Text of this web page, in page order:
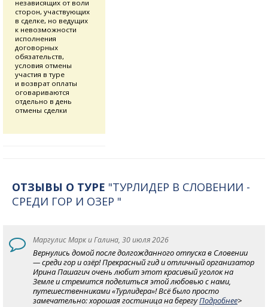
независящих от воли
сторон, участвующих
в сделке, но ведущих
к невозможности
исполнения
договорных
обязательств,
условия отмены
участия в туре
и возврат оплаты
оговариваются
отдельно в день
отмены сделки
ОТЗЫВЫ О ТУРЕ "ТУРЛИДЕР В СЛОВЕНИИ -
СРЕДИ ГОР И ОЗЕР "
Маргулис Марк и Галина, 30 июля 2026
Вернулись домой после долгожданного отпуска в Словении
— среди гор и озёр! Прекрасный гид и отличный организатор
Ирина Пашагич очень любит этот красивый уголок на
Земле и стремится поделиться этой любовью с нами,
путешественниками «Турлидера»! Всё было просто
замечательно: хорошая гостиница на берегуПодробнее>